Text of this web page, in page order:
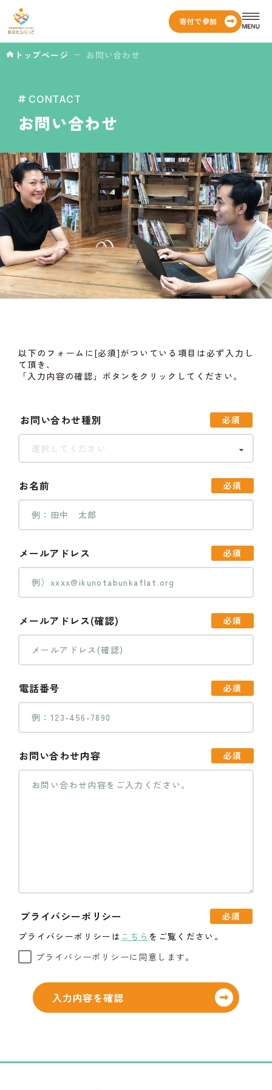
寄付で参加
トップページ お問い合わせ
CONTACT
お問い合わせ
以下のフォームに[必須]がついている項目は必ず入力し
て頂き、
「入力内容の確認」ボタンをクリックしてください。
お問い合わせ種別 必須
選択してください
お名前 必須
メールアドレス 必須
メールアドレス(確認) 必須
電話番号 必須
お問い合わせ内容 必須
プライバシーポリシー
必須
プライバシーポリシーは こちら をご覧ください。
プライバシーポリシーに同意します。
入力内容を確認